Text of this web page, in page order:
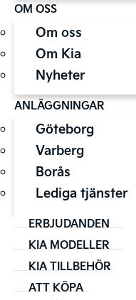
OM OSS
Om oss
Om Kia
Nyheter
ANLÄGGNINGAR
Göteborg
Varberg
Borås
Lediga tjänster
ERBJUDANDEN
KIA MODELLER
KIA TILLBEHÖR
ATT KÖPA